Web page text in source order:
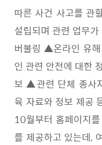
따른 사건 사고를 관
설립되며 관련 업무
버불링 ▲온라인 유
인 관련 안전에 대한
보▲관련 단체 종사
육 자료와 정보 제공
10월부터 홈페이지
를 제공하고 있는데,